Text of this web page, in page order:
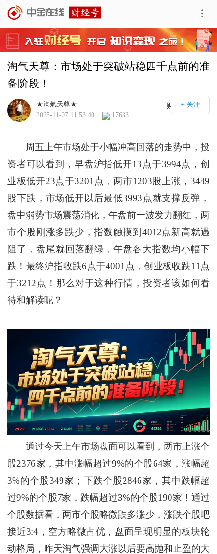
淘气天尊：市场处于突破站稳四千点前的准
备阶段！
财经号APP
★淘氣天尊★
2025-11-07 11:53:40
17633
周五上午市场处于小幅冲高回落的走势中，投
资者可以看到，早盘沪指低开13点于3994点，创
业板低开23点于3201点，两市1203股上涨，3489
股下跌，市场低开以后最低3993点就支撑反弹，
盘中弱势市场震荡消化，午盘前一波发力翻红，两
市个股刚涨多跌少，指数触摸到4012点新高就遇
阻了，盘尾就回落翻绿，午盘各大指数均小幅下
跌！最终沪指收跌6点于4001点，创业板收跌11点
于3212点！那么对于这种行情，投资者该如何看
待和解读呢？
通过今天上午市场盘面可以看到，两市上涨个
股2376家，其中涨幅超过9%的个股64家，涨幅超
3%的个股349家；下跌个股2846家，其中跌幅超
过9%的个股7家，跌幅超过3%的个股190家！通过
个股数据看，两市个股略微跌多涨少，涨跌个股吧
接近3:4，空方略微占优，盘面呈现明显的板块轮
动格局，昨天淘气强调大涨以后要高抛和止盈的大